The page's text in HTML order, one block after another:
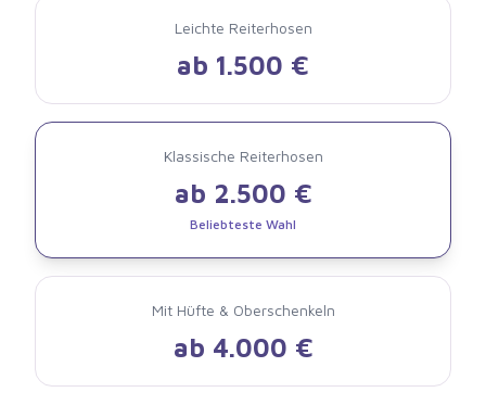
Leichte Reiterhosen
ab 1.500 €
Klassische Reiterhosen
ab 2.500 €
Beliebteste Wahl
Mit Hüfte & Oberschenkeln
ab 4.000 €